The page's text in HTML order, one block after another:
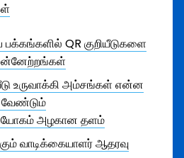
QR குறியீடுகளை
உருவாக்கி அம்சங்கள் என்ன
அழகான தளம்
வாடிக்கையாளர் ஆதரவு